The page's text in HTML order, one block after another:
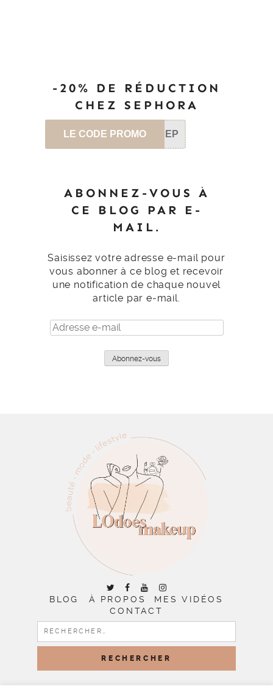
-20% DE RÉDUCTION
CHEZ SEPHORA
LE CODE PROMO SEP
ABONNEZ-VOUS À
CE BLOG PAR E-
MAIL.
Saisissez votre adresse e-mail pour
vous abonner à ce blog et recevoir
une notification de chaque nouvel
article par e-mail.
Adresse
e-
Abonnez-vous
BLOG À PROPOS
MES VIDÉOS
CONTACT
RECHERCHER :